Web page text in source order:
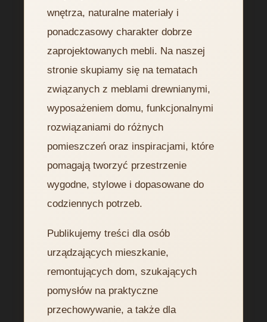
wnętrza, naturalne materiały i
ponadczasowy charakter dobrze
zaprojektowanych mebli. Na naszej
stronie skupiamy się na tematach
związanych z meblami drewnianymi,
wyposażeniem domu, funkcjonalnymi
rozwiązaniami do różnych
pomieszczeń oraz inspiracjami, które
pomagają tworzyć przestrzenie
wygodne, stylowe i dopasowane do
codziennych potrzeb.
Publikujemy treści dla osób
urządzających mieszkanie,
remontujących dom, szukających
pomysłów na praktyczne
przechowywanie, a także dla